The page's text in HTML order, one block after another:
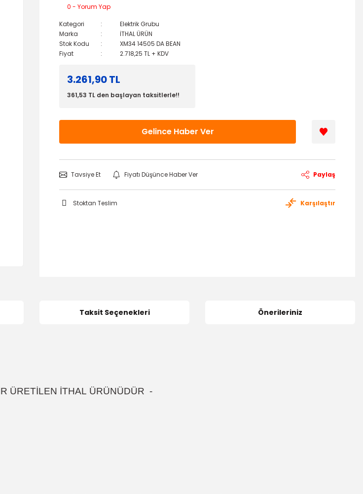
0 - Yorum Yap
Kategori
Elektrik Grubu
Marka
İTHAL ÜRÜN
Stok Kodu
XM34 14505 DA BEAN
Fiyat
2.718,25 TL + KDV
3.261,90 TL
361,53 TL den başlayan taksitlerle!!
Gelince Haber Ver
Tavsiye Et Fiyatı Düşünce Haber Ver Paylaş
Stoktan Teslim Karşılaştır
Taksit Seçenekleri Önerileriniz
ÜRETİLEN İTHAL ÜRÜNÜDÜR -